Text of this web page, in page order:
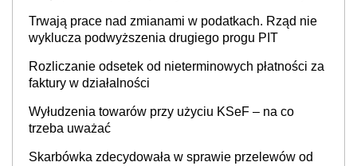
Trwają prace nad zmianami w podatkach. Rząd nie
wyklucza podwyższenia drugiego progu PIT
Rozliczanie odsetek od nieterminowych płatności za
faktury w działalności
Wyłudzenia towarów przy użyciu KSeF – na co
trzeba uważać
Skarbówka zdecydowała w sprawie przelewów od